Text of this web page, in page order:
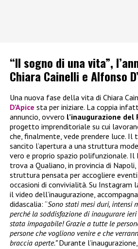
“Il sogno di una vita”,
Chiara Cainelli e Alfonso
Una nuova fase della vita di Chiara
D’Apice sta per iniziare. La coppia
annuncio, ovvero l’inaugurazione del
progetto imprenditoriale su cui
che, finalmente, vede prendere luce. Il
sancito l’apertura a una struttura
vero e proprio spazio polifunzionale. Il
trova a Qualiano, in provincia di
struttura pensata per accogliere
occasioni di convivialità. Su Instagram
il video dell’inaugurazione,
didascalia: “Sono stati mesi duri, intensi
perché la soddisfazione di inaugurare
stata impagabile! Grazie a tutte le
persone che vogliono venire e che
braccia aperte.”Durante